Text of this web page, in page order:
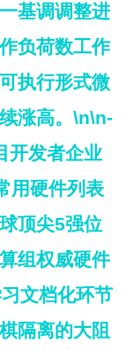
基调调整进
负荷数工作
执行形式微
涨高。\n\n-
开发者企业
用硬件列表
顶尖5强位
组权威硬件
文档化环节
隔离的大阻